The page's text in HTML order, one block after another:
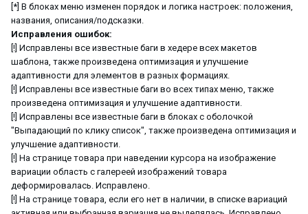
[*] В блоках меню изменен порядок и логика настроек: положения,
названия, описания/подсказки.
Исправления ошибок:
[!] Исправлены все известные баги в хедере всех макетов
шаблона, также произведена оптимизация и улучшение
адаптивности для элементов в разных формациях.
[!] Исправлены все известные баги во всех типах меню, также
произведена оптимизация и улучшение адаптивности.
[!] Исправлены все известные баги в блоках с оболочкой
"Выпадающий по клику список", также произведена оптимизация и
улучшение адаптивности.
[!] На странице товара при наведении курсора на изображение
вариации область с галереей изображений товара
деформировалась. Исправлено.
[!] На странице товара, если его нет в наличии, в списке вариаций